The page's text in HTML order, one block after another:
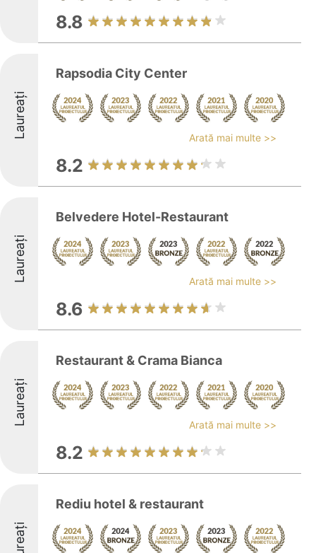
8.8
Laureați
Rapsodia City Center
Arată mai multe >>
8.2
Laureați
Belvedere Hotel-Restaurant
Arată mai multe >>
8.6
Laureați
Restaurant & Crama Bianca
Arată mai multe >>
8.2
Rediu hotel & restaurant